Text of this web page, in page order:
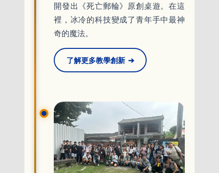
開發出《死亡郵輪》原創桌遊。在這
裡，冰冷的科技變成了青年手中最神
奇的魔法。
了解更多教學創新 ➔